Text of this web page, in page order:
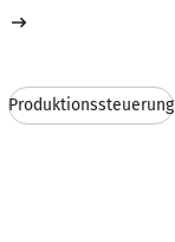
Produktionssteuerung